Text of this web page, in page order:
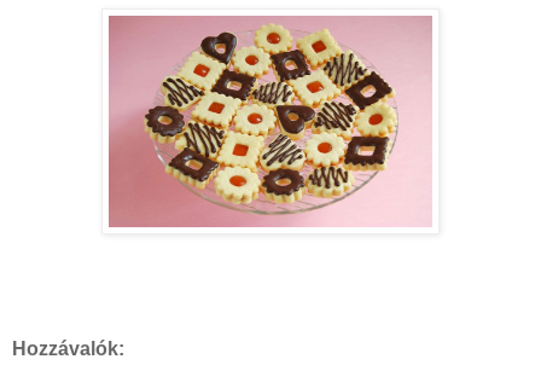
Hozzávalók: